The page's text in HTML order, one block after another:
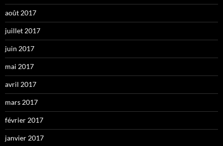
août 2017
juillet 2017
juin 2017
mai 2017
avril 2017
mars 2017
février 2017
janvier 2017